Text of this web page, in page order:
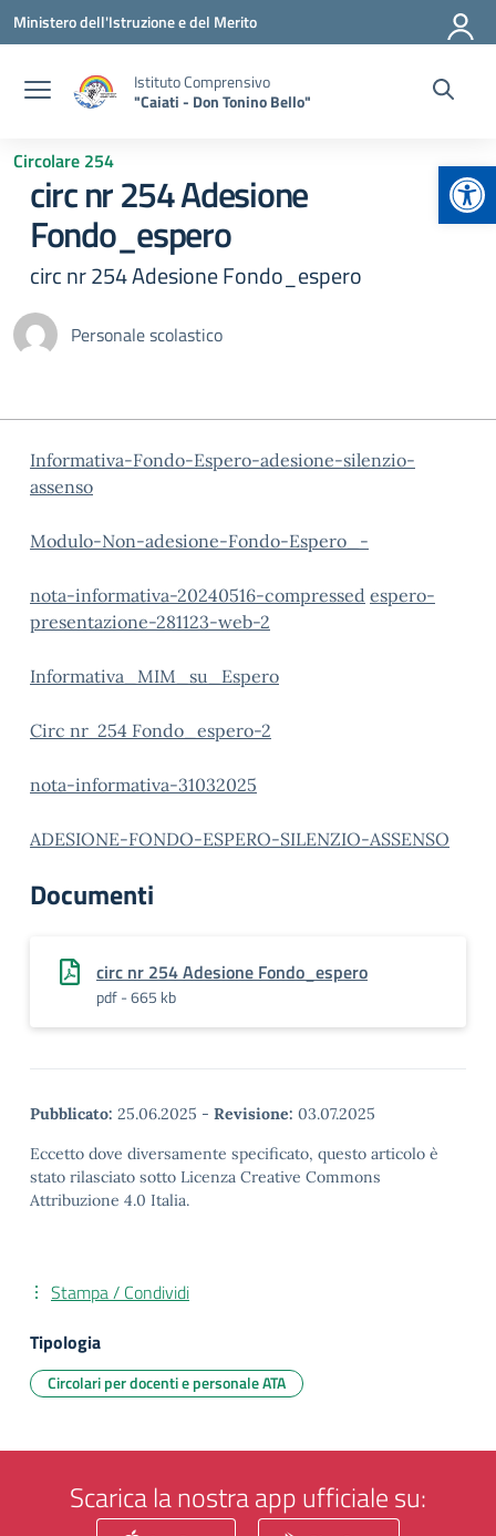
Vai ai contenuti
Vai al menu di navigazione
Vai al footer
Ministero dell'Istruzione e del Merito
Istituto Comprensivo
"Caiati - Don Tonino Bello"
Circolare 254
circ nr 254 Adesione
Fondo_espero
circ nr 254 Adesione Fondo_espero
Personale scolastico
Informativa-Fondo-Espero-adesione-silenzio-
assenso
Modulo-Non-adesione-Fondo-Espero_-
nota-informativa-20240516-compressed espero-
presentazione-281123-web-2
Informativa_MIM_su_Espero
Circ nr 254 Fondo_espero-2
nota-informativa-31032025
ADESIONE-FONDO-ESPERO-SILENZIO-ASSENSO
Documenti
circ nr 254 Adesione Fondo_espero
pdf - 665 kb
Pubblicato: 25.06.2025 - Revisione: 03.07.2025
Eccetto dove diversamente specificato, questo articolo è
stato rilasciato sotto Licenza Creative Commons
Attribuzione 4.0 Italia.
Stampa / Condividi
Tipologia
Circolari per docenti e personale ATA
Scarica la nostra app ufficiale su: